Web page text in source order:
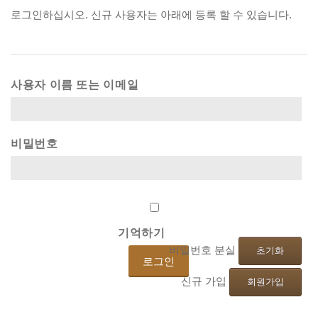
로그인하십시오. 신규 사용자는 아래에 등록 할 수 있습니다.
사용자 이름 또는 이메일
비밀번호
기억하기
비밀번호 분실 초기화
신규 가입 회원가입